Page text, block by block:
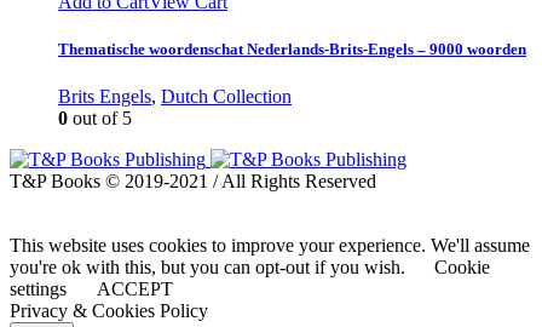
Thematische woordenschat Nederlands-Brits-Engels – 9000 woorden
Brits Engels, Dutch Collection
0 out of 5
T&P Books © 2019-2021 / All Rights Reserved
This website uses cookies to improve your experience. We'll assume
you're ok with this, but you can opt-out if you wish.
Cookie
settings
ACCEPT
Privacy & Cookies Policy